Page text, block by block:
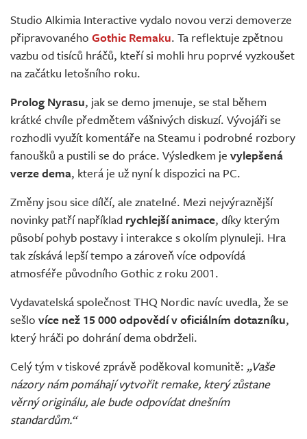
Živě
Studio Alkimia Interactive vydalo novou verzi demoverze
připravovaného Gothic Remaku. Ta reflektuje zpětnou
vazbu od tisíců hráčů, kteří si mohli hru poprvé vyzkoušet
na začátku letošního roku.
Prolog Nyrasu, jak se demo jmenuje, se stal během
krátké chvíle předmětem vášnivých diskuzí. Vývojáři se
rozhodli využít komentáře na Steamu i podrobné rozbory
fanoušků a pustili se do práce. Výsledkem je vylepšená
verze dema, která je už nyní k dispozici na PC.
Změny jsou sice dílčí, ale znatelné. Mezi nejvýraznější
novinky patří například rychlejší animace, díky kterým
působí pohyb postavy i interakce s okolím plynuleji. Hra
tak získává lepší tempo a zároveň více odpovídá
atmosféře původního Gothic z roku 2001.
Vydavatelská společnost THQ Nordic navíc uvedla, že se
sešlo více než 15 000 odpovědí v oficiálním dotazníku,
který hráči po dohrání dema obdrželi.
Celý tým v tiskové zprávě poděkoval komunitě: „Vaše
názory nám pomáhají vytvořit remake, který zůstane
věrný originálu, ale bude odpovídat dnešním
standardům.“